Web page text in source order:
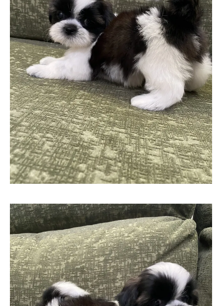
お気軽にお問い合わせください